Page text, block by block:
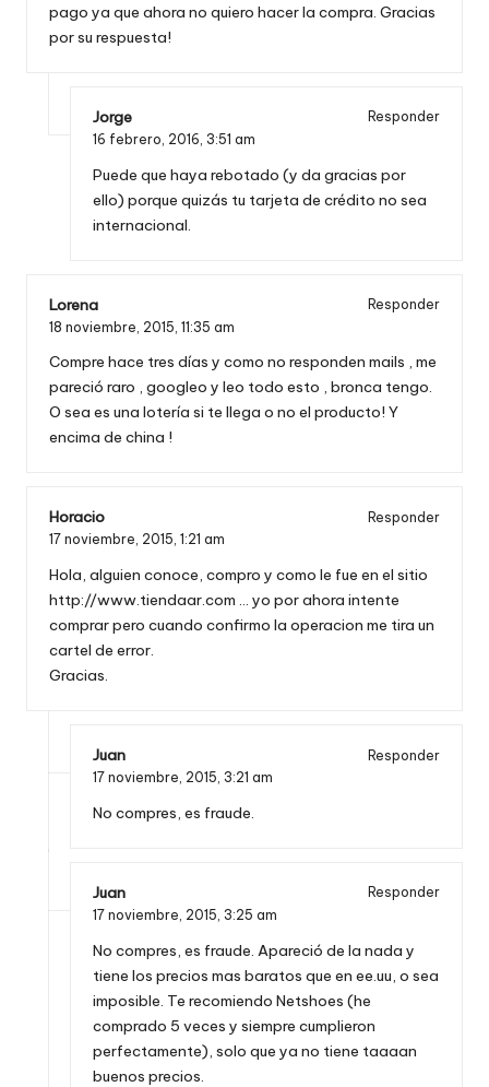
pago ya que ahora no quiero hacer la compra. Gracias
por su respuesta!
Jorge
Responder
16 febrero, 2016, 3:51 am
Puede que haya rebotado (y da gracias por
ello) porque quizás tu tarjeta de crédito no sea
internacional.
Lorena
Responder
18 noviembre, 2015, 11:35 am
Compre hace tres días y como no responden mails , me
pareció raro , googleo y leo todo esto , bronca tengo.
O sea es una lotería si te llega o no el producto! Y
encima de china !
Horacio
Responder
17 noviembre, 2015, 1:21 am
Hola, alguien conoce, compro y como le fue en el sitio
http://www.tiendaar.com … yo por ahora intente
comprar pero cuando confirmo la operacion me tira un
cartel de error.
Gracias.
Juan
Responder
17 noviembre, 2015, 3:21 am
No compres, es fraude.
Juan
Responder
17 noviembre, 2015, 3:25 am
No compres, es fraude. Apareció de la nada y
tiene los precios mas baratos que en ee.uu, o sea
imposible. Te recomiendo Netshoes (he
comprado 5 veces y siempre cumplieron
perfectamente), solo que ya no tiene taaaan
buenos precios.